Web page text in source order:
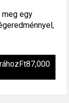
egy
Ft87,000